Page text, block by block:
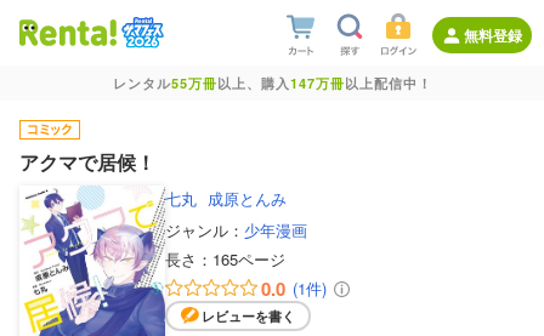
無料登録
レンタル55万冊以上、購入147万冊以上配信中！
アクマで居候！
七丸 成原とんみ
ジャンル： 少年漫画
長さ： 165ページ
0.0 (1件)
レビューを書く